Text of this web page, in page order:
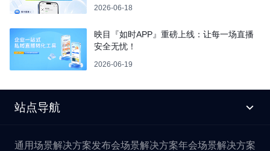
2026-06-18
映目『如时APP』重磅上线：让每一场直播
安全无忧！
2026-06-19
站点导航
通用场景解决方案发布会场景解决方案年会场景解决方案